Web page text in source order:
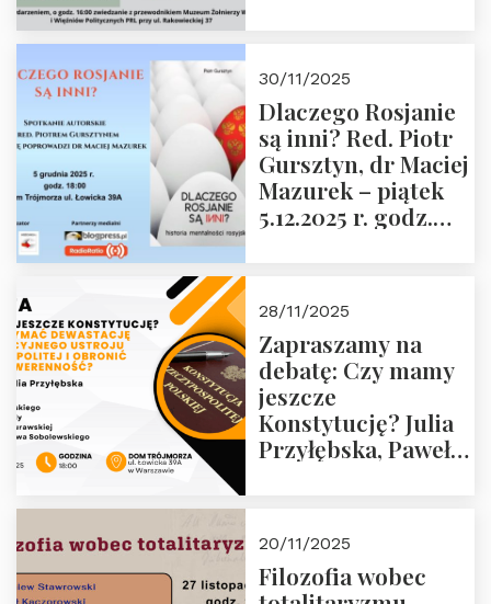
zwiedzanie
Muzeum Żołnierzy
Wyklętych i
Więźniów
Politycznych PRL o
godz. 16:00 – 19
30/11/2025
Dlaczego Rosjanie
są inni? Red. Piotr
Gursztyn, dr Maciej
Mazurek – piątek
5.12.2025 r. godz.
28/11/2025
Zapraszamy na
debatę: Czy mamy
jeszcze
Konstytucję? Julia
Przyłębska, Paweł
Przemysław
Sobolewski – 4
20/11/2025
Filozofia wobec